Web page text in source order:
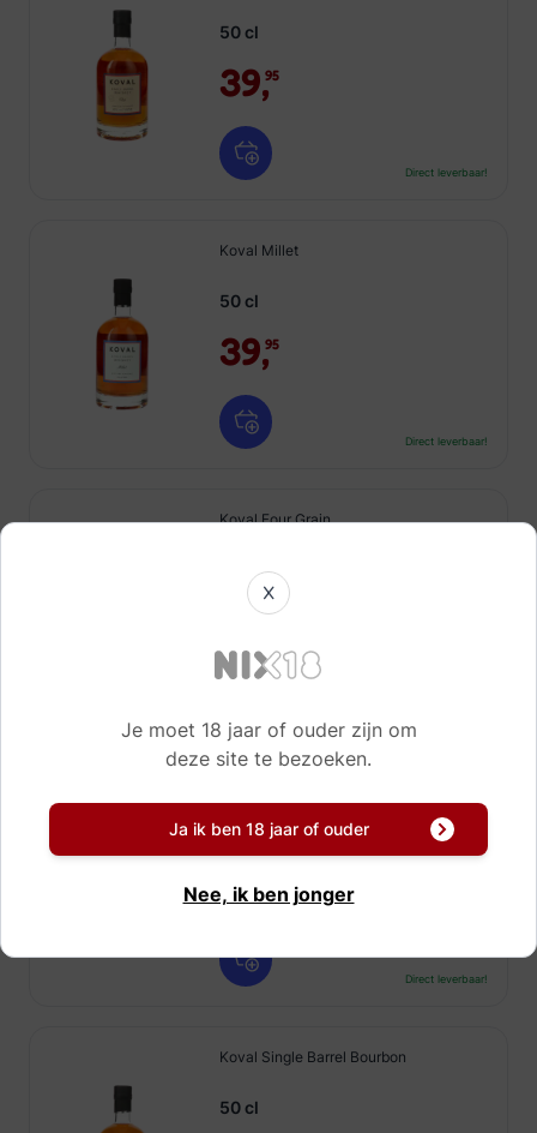
50 cl
39,95
Direct leverbaar!
Koval Millet
50 cl
39,95
Direct leverbaar!
Koval Four Grain
50 cl
39,95
50 cl
42,
Direct leverbaar!
Koval Single Barrel Bourbon
50 cl
X
Je moet 18 jaar of ouder zijn om
deze site te bezoeken.
Ja ik ben 18 jaar of ouder
Nee, ik ben jonger